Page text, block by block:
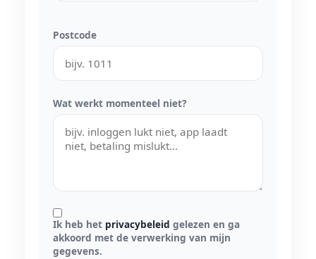
Postcode
Wat werkt momenteel niet?
Ik heb het privacybeleid gelezen en ga
akkoord met de verwerking van mijn
gegevens.